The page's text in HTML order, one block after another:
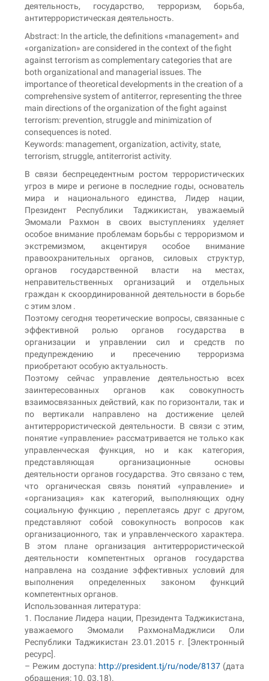
деятельность, государство, терроризм, борьба,
антитеррористическая деятельность.
Abstract: In the article, the definitions «management» and
«organization» are considered in the context of the fight
against terrorism as complementary categories that are
both organizational and managerial issues. The
importance of theoretical developments in the creation of a
comprehensive system of antiterror, representing the three
main directions of the organization of the fight against
terrorism: prevention, struggle and minimization of
consequences is noted.
Keywords: management, organization, activity, state,
terrorism, struggle, antiterrorist activity.
В связи беспрецедентным ростом террористических
угроз в мире и регионе в последние годы, основатель
мира и национального единства, Лидер нации,
Президент Республики Таджикистан, уважаемый
Эмомали Рахмон в своих выступлениях уделяет
особое внимание проблемам борьбы с терроризмом и
экстремизмом, акцентируя особое внимание
правоохранительных органов, силовых структур,
органов государственной власти на местах,
неправительственных организаций и отдельных
граждан к скоординированной деятельности в борьбе
с этим злом .
Поэтому сегодня теоретические вопросы, связанные с
эффективной ролью органов государства в
организации и управлении сил и средств по
предупреждению и пресечению терроризма
приобретают особую актуальность.
Поэтому сейчас управление деятельностью всех
заинтересованных органов как совокупность
взаимосвязанных действий, как по горизонтали, так и
по вертикали направлено на достижение целей
антитеррористической деятельности. В связи с этим,
понятие «управление» рассматривается не только как
управленческая функция, но и как категория,
представляющая организационные основы
деятельности органов государства. Это связано с тем,
что органическая связь понятий «управление» и
«организация» как категорий, выполняющих одну
социальную функцию , переплетаясь друг с другом,
представляют собой совокупность вопросов как
организационного, так и управленческого характера.
В этом плане организация антитеррористической
деятельности компетентных органов государства
направлена на создание эффективных условий для
выполнения определенных законом функций
компетентных органов.
Использованная литература:
1. Послание Лидера нации, Президента Таджикистана,
уважаемого Эмомали РахмонаМаджлиси Оли
Республики Таджикистан 23.01.2015 г. [Электронный
ресурс].
– Режим доступа: http://president.tj/ru/node/8137(дата
обращения: 10. 03.18).